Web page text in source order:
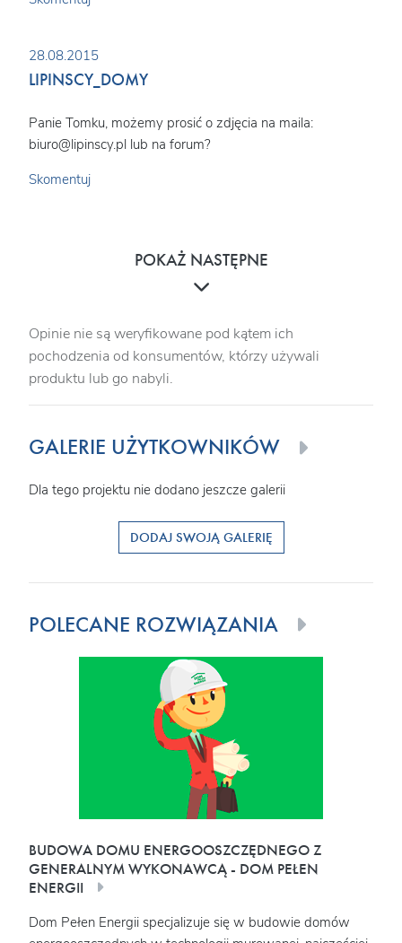
28.08.2015
LIPINSCY_DOMY
Panie Tomku, możemy prosić o zdjęcia na maila:
biuro@lipinscy.pl lub na forum?
Skomentuj
POKAŻ NASTĘPNE
Opinie nie są weryfikowane pod kątem ich
pochodzenia od konsumentów, którzy używali
produktu lub go nabyli.
GALERIE UŻYTKOWNIKÓW
Dla tego projektu nie dodano jeszcze galerii
DODAJ SWOJĄ GALERIĘ
POLECANE ROZWIĄZANIA
BUDOWA DOMU ENERGOOSZCZĘDNEGO Z
GENERALNYM WYKONAWCĄ - DOM PEŁEN
ENERGII
Dom Pełen Energii specjalizuje się w budowie domów